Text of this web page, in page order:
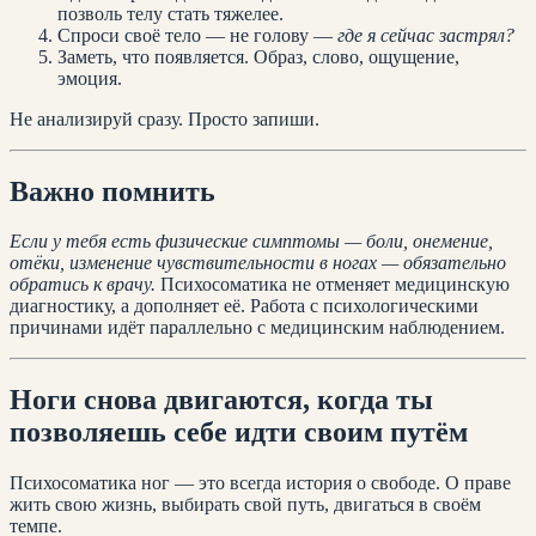
позволь телу стать тяжелее.
Спроси своё тело — не голову — где я сейчас застрял?
Заметь, что появляется. Образ, слово, ощущение,
эмоция.
Не анализируй сразу. Просто запиши.
Важно помнить
Если у тебя есть физические симптомы — боли, онемение,
отёки, изменение чувствительности в ногах — обязательно
обратись к врачу. Психосоматика не отменяет медицинскую
диагностику, а дополняет её. Работа с психологическими
причинами идёт параллельно с медицинским наблюдением.
Ноги снова двигаются, когда ты
позволяешь себе идти своим путём
Психосоматика ног — это всегда история о свободе. О праве
жить свою жизнь, выбирать свой путь, двигаться в своём
темпе.